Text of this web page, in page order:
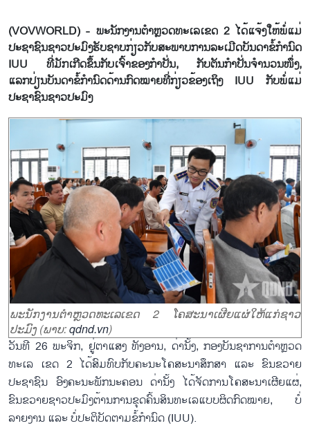
(VOVWORLD) - ພະນັກງານຕຳຫຼວດທະເລເຂດ 2 ໄດ້ແຈ້ງໃຫ້ພໍ່ແມ່
ປະຊາຊົນຊາວປະມົງຮັບຊາບກ່ຽວກັບສະພາບການລະເມີດບັນດາຂໍ້ກຳນົດ
IUU ທີ່ມັກເກີດຂຶ້ນກັບເຈົ້າຂອງກຳປັ່ນ, ກັບຕັນກຳປັ່ນຈຳນວນໜຶ່ງ,
ແລກປ່ຽນບັນດາຂໍ້ກຳນົດດ້ານກົດໝາຍທີ່ກ່ຽວຂ້ອງເຖິງ IUU ກັບພໍ່ແມ່
ປະຊາຊົນຊາວປະມົງ
ພະນັກງານຕຳຫຼວດທະເລເຂດ 2 ໂຄສະນາເຜີຍແຜ່ໃຫ້ແກ່ຊາວ
ປະມົງ (ພາບ:qdnd.vn)
ວັນທີ 26 ພະຈິກ, ຢູ່ຕາແສງ ທັງອານ, ດ່ານັ້ງ, ກອງບັນຊາການຕຳຫຼວດ
ທະເລ ເຂດ 2 ໄດ້ສົມທົບກັບຄະນະໂຄສະນາສຶກສາ ແລະ ຂົນຂວາຍ
ປະຊາຊົນ ອົງຄະນະພັກນະຄອນ ດ່ານັ້ງ ໄດ້ຈັດການໂຄສະນາເຜີຍແຜ່,
ຂົນຂວາຍຊາວປະມົງຕ້ານການຂຸດຄົ້ນສິນທະເລແບບຜິດກົດໝາຍ, ບໍ່
ລາຍງານ ແລະ ບໍ່ປະຕິບັດຕາມຂໍ້ກຳນົດ (IUU).